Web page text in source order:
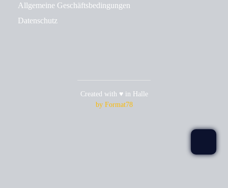
Allgemeine Geschäftsbedingungen
Datenschutz
Created with ♥ in Halle
by Format78